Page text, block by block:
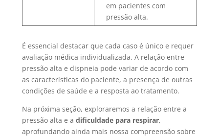
em pacientes com
pressão alta.
É essencial destacar que cada caso é único e requer
avaliação médica individualizada. A relação entre
pressão alta e dispneia pode variar de acordo com
as características do paciente, a presença de outras
condições de saúde e a resposta ao tratamento.
Na próxima seção, exploraremos a relação entre a
pressão alta e a dificuldade para respirar,
aprofundando ainda mais nossa compreensão sobre